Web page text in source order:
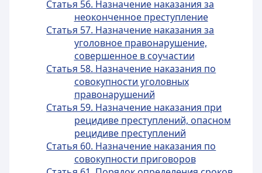
Статья 56. Назначение наказания за
неоконченное преступление
Статья 57. Назначение наказания за
уголовное правонарушение,
совершенное в соучастии
Статья 58. Назначение наказания по
совокупности уголовных
правонарушений
Статья 59. Назначение наказания при
рецидиве преступлений, опасном
рецидиве преступлений
Статья 60. Назначение наказания по
совокупности приговоров